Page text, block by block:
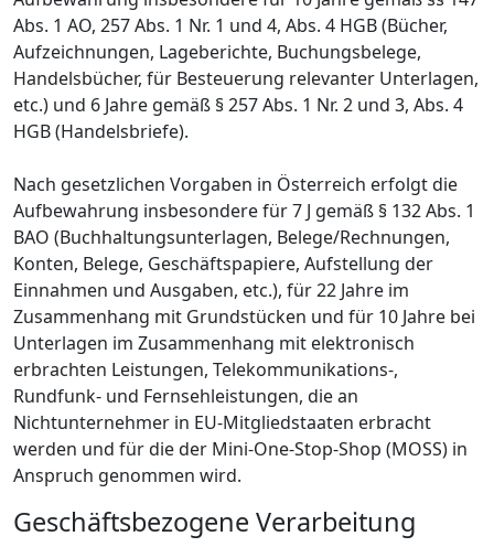
Abs. 1 AO, 257 Abs. 1 Nr. 1 und 4, Abs. 4 HGB (Bücher,
Aufzeichnungen, Lageberichte, Buchungsbelege,
Handelsbücher, für Besteuerung relevanter Unterlagen,
etc.) und 6 Jahre gemäß § 257 Abs. 1 Nr. 2 und 3, Abs. 4
HGB (Handelsbriefe).
Nach gesetzlichen Vorgaben in Österreich erfolgt die
Aufbewahrung insbesondere für 7 J gemäß § 132 Abs. 1
BAO (Buchhaltungsunterlagen, Belege/Rechnungen,
Konten, Belege, Geschäftspapiere, Aufstellung der
Einnahmen und Ausgaben, etc.), für 22 Jahre im
Zusammenhang mit Grundstücken und für 10 Jahre bei
Unterlagen im Zusammenhang mit elektronisch
erbrachten Leistungen, Telekommunikations-,
Rundfunk- und Fernsehleistungen, die an
Nichtunternehmer in EU-Mitgliedstaaten erbracht
werden und für die der Mini-One-Stop-Shop (MOSS) in
Anspruch genommen wird.
Geschäftsbezogene Verarbeitung